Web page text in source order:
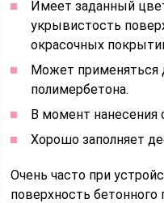
Имеет заданный
укрывистость
окрасочных
Может применяться
полимербетона.
В момент нанесения
Хорошо заполняет
Очень часто при
поверхность